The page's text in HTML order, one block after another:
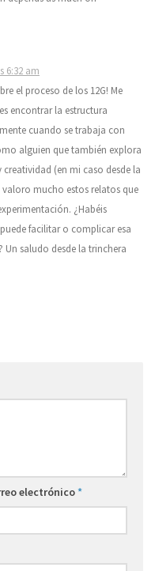
6:32 am
el proceso de los 12G! Me
encontrar la estructura
cuando se trabaja con
alguien que también explora
(en mi caso desde la
mucho estos relatos que
¿Habéis
facilitar o complicar esa
saludo desde la trinchera
electrónico*